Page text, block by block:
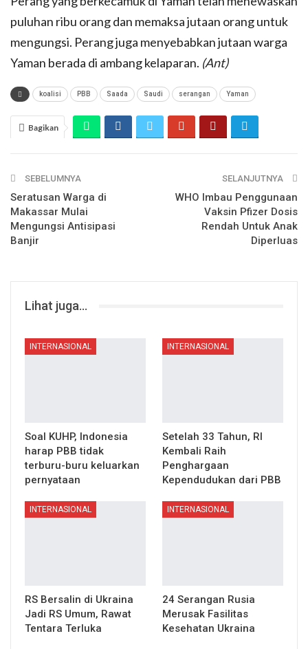
puluhan ribu orang dan memaksa jutaan orang untuk
mengungsi. Perang juga menyebabkan jutaan warga
Yaman berada di ambang kelaparan. (Ant)
koalisi PBB Saada Saudi serangan Yaman
Bagikan
SEBELUMNYA
Seratusan Warga di
Makassar Mulai
Mengungsi Antisipasi
Banjir
SELANJUTNYA
WHO Imbau Penggunaan
Vaksin Pfizer Dosis
Rendah Untuk Anak
Diperluas
Lihat juga...
INTERNASIONAL
Soal KUHP, Indonesia
harap PBB tidak
terburu-buru keluarkan
pernyataan
INTERNASIONAL
Setelah 33 Tahun, RI
Kembali Raih
Penghargaan
Kependudukan dari PBB
INTERNASIONAL
RS Bersalin di Ukraina
Jadi RS Umum, Rawat
Tentara Terluka
INTERNASIONAL
24 Serangan Rusia
Merusak Fasilitas
Kesehatan Ukraina